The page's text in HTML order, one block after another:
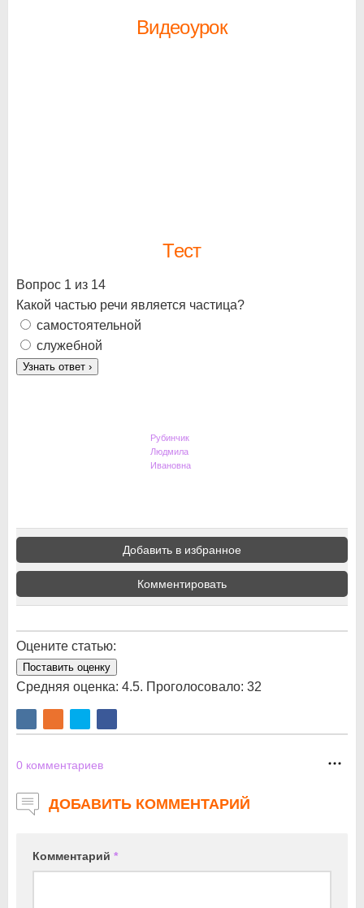
Видеоурок
Тест
Вопрос 1 из 14
Какой частью речи является частица?
самостоятельной
служебной
Узнать ответ ›
Рубинчик
Людмила
Ивановна
Добавить в избранное
Комментировать
Оцените статью:
Поставить оценку
Средняя оценка: 4.5. Проголосовало: 32
0 комментариев
ДОБАВИТЬ КОММЕНТАРИЙ
Комментарий *